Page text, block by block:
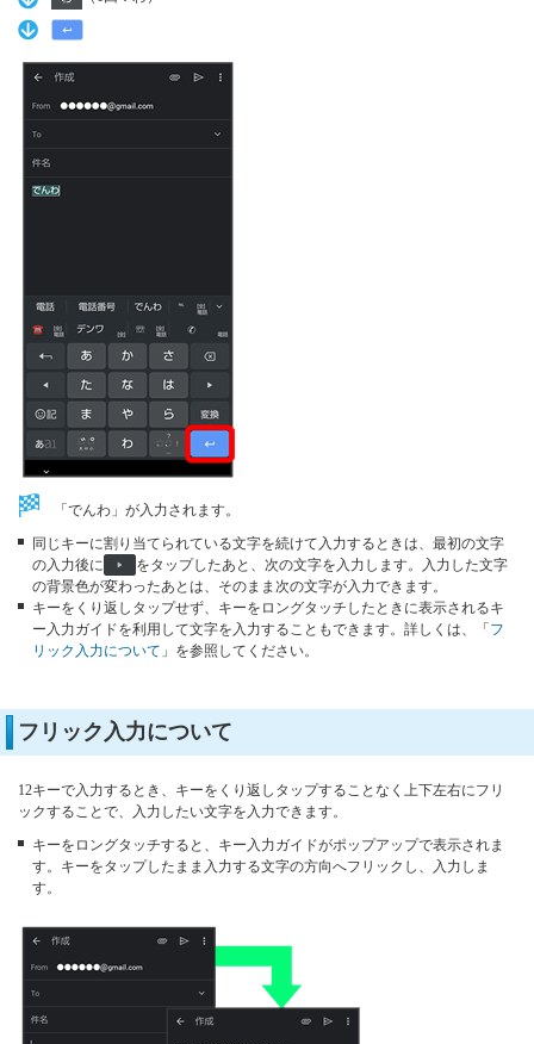
「でんわ」が入力されます。
同じキーに割り当てられている文字を続けて入力するときは、最初の文字
の入力後に
をタップしたあと、次の文字を入力します。入力した文字
の背景色が変わったあとは、そのまま次の文字が入力できます。
キーをくり返しタップせず、キーをロングタッチしたときに表示されるキ
ー入力ガイドを利用して文字を入力することもできます。詳しくは、「フ
リック入力について 」を参照してください。
フリック入力について
12キーで入力するとき、キーをくり返しタップすることなく上下左右にフリ
ックすることで、入力したい文字を入力できます。
キーをロングタッチすると、キー入力ガイドがポップアップで表示されま
す。キーをタップしたまま入力する文字の方向へフリックし、入力しま
す。